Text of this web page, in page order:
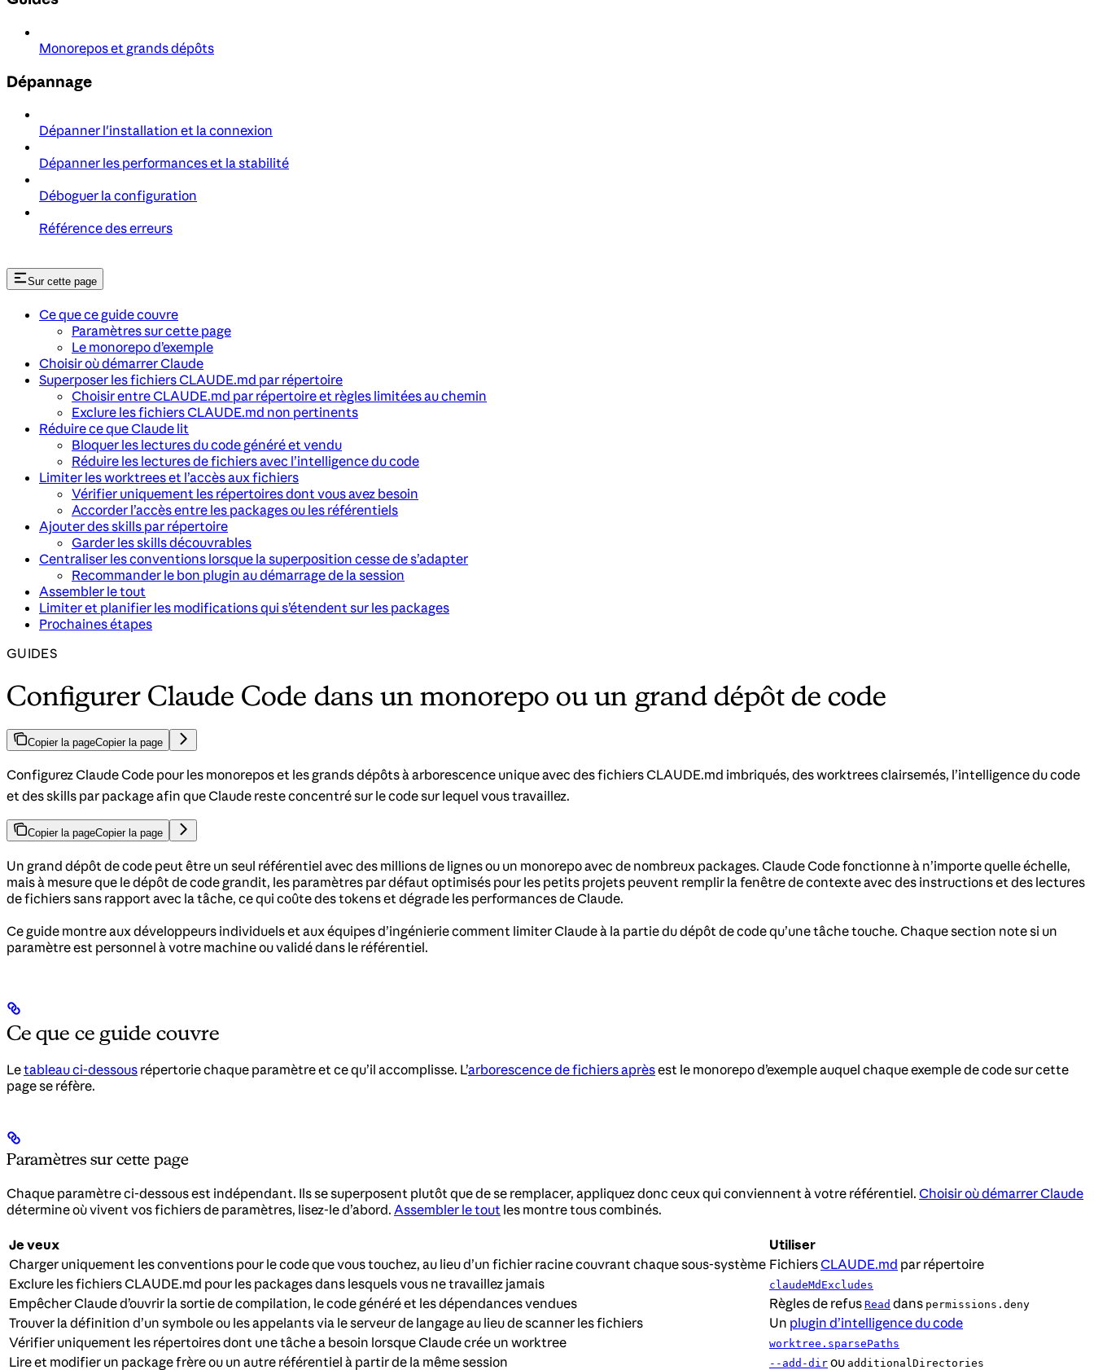
Monorepos et grands dépôts
Dépannage
Dépanner l'installation et la connexion
Dépanner les performances et la stabilité
Déboguer la configuration
Référence des erreurs
Sur cette page
Ce que ce guide couvre
Paramètres sur cette page
Le monorepo d’exemple
Choisir où démarrer Claude
Superposer les fichiers CLAUDE.md par répertoire
Choisir entre CLAUDE.md par répertoire et règles limitées au chemin
Exclure les fichiers CLAUDE.md non pertinents
Réduire ce que Claude lit
Bloquer les lectures du code généré et vendu
Réduire les lectures de fichiers avec l’intelligence du code
Limiter les worktrees et l’accès aux fichiers
Vérifier uniquement les répertoires dont vous avez besoin
Accorder l’accès entre les packages ou les référentiels
Ajouter des skills par répertoire
Garder les skills découvrables
Centraliser les conventions lorsque la superposition cesse de s’adapter
Recommander le bon plugin au démarrage de la session
Assembler le tout
Limiter et planifier les modifications qui s’étendent sur les packages
Prochaines étapes
GUIDES
Configurer Claude Code dans un monorepo ou un grand dépôt de code
Copier la pageCopier la page
Configurez Claude Code pour les monorepos et les grands dépôts à arborescence unique avec des fichiers CLAUDE.md imbriqués, des worktrees clairsemés, l’intelligence du code
et des skills par package afin que Claude reste concentré sur le code sur lequel vous travaillez.
Copier la pageCopier la page
Un grand dépôt de code peut être un seul référentiel avec des millions de lignes ou un monorepo avec de nombreux packages. Claude Code fonctionne à n’importe quelle échelle,
mais à mesure que le dépôt de code grandit, les paramètres par défaut optimisés pour les petits projets peuvent remplir la fenêtre de contexte avec des instructions et des lectures
de fichiers sans rapport avec la tâche, ce qui coûte des tokens et dégrade les performances de Claude.
Ce guide montre aux développeurs individuels et aux équipes d’ingénierie comment limiter Claude à la partie du dépôt de code qu’une tâche touche. Chaque section note si un
paramètre est personnel à votre machine ou validé dans le référentiel.
Ce que ce guide couvre
Letableau ci-dessous répertorie chaque paramètre et ce qu’il accomplisse. L’arborescence de fichiers aprèsest le monorepo d’exemple auquel chaque exemple de code sur cette
page se réfère.
Paramètres sur cette page
Chaque paramètre ci-dessous est indépendant. Ils se superposent plutôt que de se remplacer, appliquez donc ceux qui conviennent à votre référentiel. Choisir où démarrer Claude
détermine où vivent vos fichiers de paramètres, lisez-le d’abord. Assembler le tout les montre tous combinés.
Je veux
Utiliser
Charger uniquement les conventions pour le code que vous touchez, au lieu d’un fichier racine couvrant chaque sous-système FichiersCLAUDE.md par répertoire
Exclure les fichiers CLAUDE.md pour les packages dans lesquels vous ne travaillez jamais
claudeMdExcludes
Empêcher Claude d’ouvrir la sortie de compilation, le code généré et les dépendances vendues Règles de refus Read dans permissions.deny
Trouver la définition d’un symbole ou les appelants via le serveur de langage au lieu de scanner les fichiers Un plugin d’intelligence du code
Vérifier uniquement les répertoires dont une tâche a besoin lorsque Claude crée un worktree
worktree.sparsePaths
Lire et modifier un package frère ou un autre référentiel à partir de la même session --add-dir ou additionalDirectories